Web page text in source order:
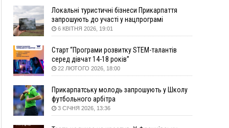
побачать далеко за межами Коломиї
16:42
Поблизу Франківська п'яний на Chevrolet
втікав від поліції
вогнепальної зброї: уже зареєстровано 282
одиниці
15:58
Понад 9 тис. прикарпатських вступників
отримали рекомендації до зарахування на
бакалаврат у ВНЗ
15:28
Кілька вулиць у Долині тимчасово залишаться
без газу
Локальні туристичні бізнеси Прикарпаття
запрошують до участі у нацпрограмі
«Подорож до себе»
6 КВІТНЯ 2026, 19:01
Старт “Програми розвитку STEM-талантів
серед дівчат 14-18 років”
22 ЛЮТОГО 2026, 18:00
Прикарпатську молодь запрошують у Школу
футбольного арбітра
3 СІЧНЯ 2026, 13:36